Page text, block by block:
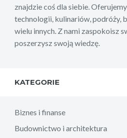
znajdzie coś dla siebie.
technologii, kulinariów, podróży,
wielu innych. Z nami zaspokoisz
poszerzysz swoją wiedzę.
KATEGORIE
Biznes i finanse
Budownictwo i architektura